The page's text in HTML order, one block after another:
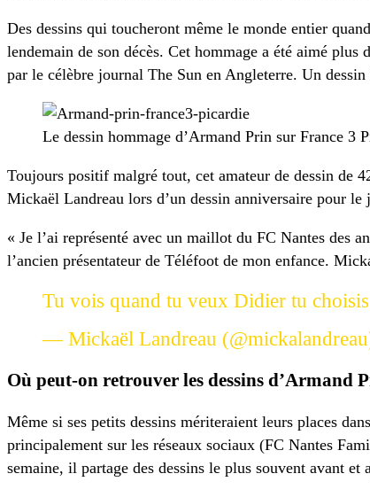
Des dessins qui toucheront même le monde entier
lendemain de son décès. Cet hommage a été aimé
par le célèbre journal The Sun en Angleterre. Un
Le dessin hommage d’Armand Prin sur France 3
Toujours positif malgré tout, cet amateur de dessin de
Mickaël Landreau lors d’un dessin anniversaire pour
« Je l’ai représenté avec un maillot du FC Nantes des
l’ancien présentateur de Téléfoot de mon enfance.
Tu vois quand tu veux Didier tu
— Mickaël Landreau
Où peut-on retrouver les dessins d’Armand
Même si ses petits dessins mériteraient leurs places
principalement sur les réseaux sociaux (FC Nantes
semaine, il partage des dessins le plus souvent avant et